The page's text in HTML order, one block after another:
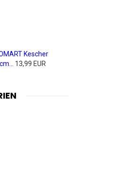
Kescher
13,99 EUR